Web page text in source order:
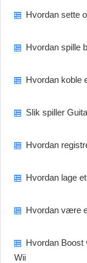
Hvordan sette
Hvordan spille
Hvordan koble
Slik spiller
Hvordan
Hvordan lage
Hvordan være
Hvordan Boost
Wii